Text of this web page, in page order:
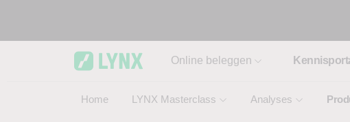
Online beleggen
Home LYNX Masterclass Analyses